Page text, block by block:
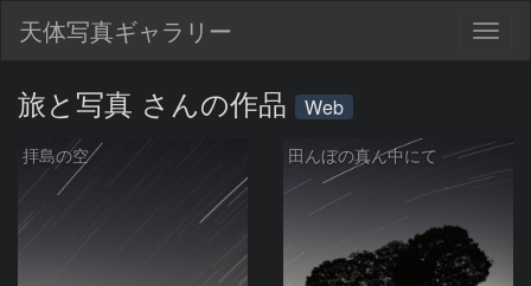
天体写真ギャラリー
旅と写真 さんの作品 Web
拝島の空 田んぼの真ん中にて